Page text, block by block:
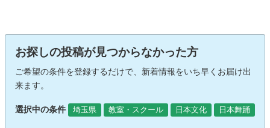
お探しの投稿が見つからなかった方
ご希望の条件を登録するだけで、新着情報をいち早くお届け出
来ます。
選択中の条件 埼玉県 教室・スクール 日本文化 日本舞踊